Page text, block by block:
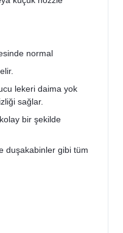
normal
lekeri daima yok
sağlar.
bir şekilde
duşakabinler gibi tüm